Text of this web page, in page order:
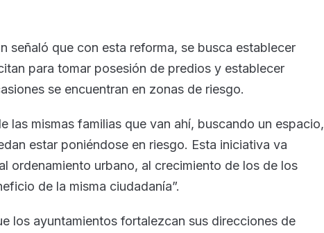
señaló que con esta reforma, se busca establecer
para tomar posesión de predios y establecer
se encuentran en zonas de riesgo.
las mismas familias que van ahí, buscando un espacio,
estar poniéndose en riesgo. Esta iniciativa va
ordenamiento urbano, al crecimiento de los de los
de la misma ciudadanía”.
los ayuntamientos fortalezcan sus direcciones de